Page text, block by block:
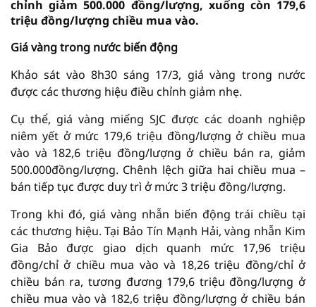
chỉnh giảm 500.000 đồng/lượng, xuống còn 179,6
triệu đồng/lượng chiều mua vào.
Giá vàng trong nước biến động
Khảo sát vào 8h30 sáng 17/3, giá vàng trong nước
được các thương hiệu điều chỉnh giảm nhẹ.
Cụ thể, giá vàng miếng SJC được các doanh nghiệp
niêm yết ở mức 179,6 triệu đồng/lượng ở chiều mua
vào và 182,6 triệu đồng/lượng ở chiều bán ra, giảm
500.000đồng/lượng. Chênh lệch giữa hai chiều mua –
bán tiếp tục được duy trì ở mức 3 triệu đồng/lượng.
Trong khi đó, giá vàng nhẫn biến động trái chiều tại
các thương hiệu. Tại Bảo Tín Mạnh Hải, vàng nhẫn Kim
Gia Bảo được giao dịch quanh mức 17,96 triệu
đồng/chỉ ở chiều mua vào và 18,26 triệu đồng/chỉ ở
chiều bán ra, tương đương 179,6 triệu đồng/lượng ở
chiều mua vào và 182,6 triệu đồng/lượng ở chiều bán